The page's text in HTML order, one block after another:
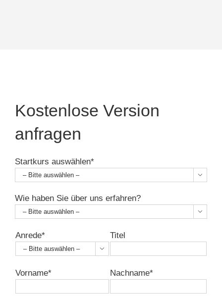
Kostenlose Version
anfragen
Startkurs auswählen*

Wie haben Sie über uns erfahren?

Anrede*

Titel
Vorname* Nachname*